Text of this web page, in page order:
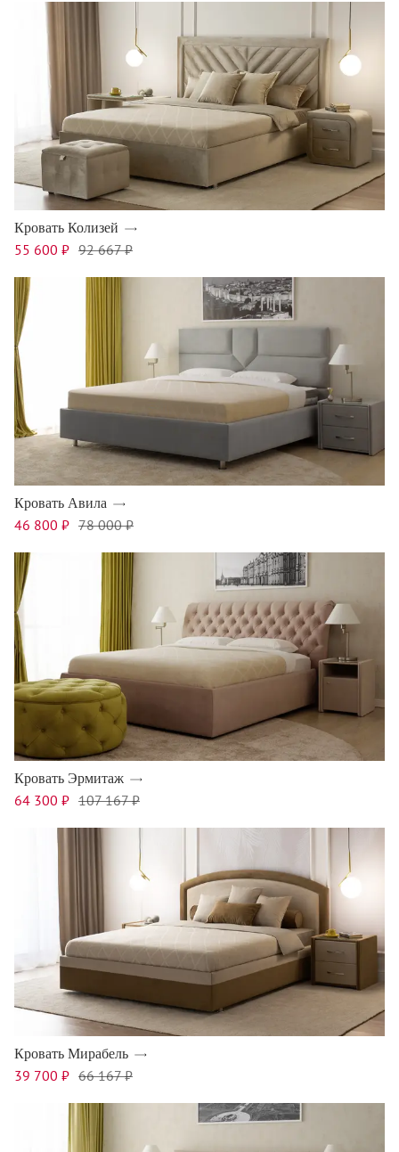
Кровать Колизей
55 600 ₽ 92 667 ₽
Кровать Авила
46 800 ₽ 78 000 ₽
Кровать Эрмитаж
64 300 ₽ 107 167 ₽
Кровать Мирабель
39 700 ₽ 66 167 ₽